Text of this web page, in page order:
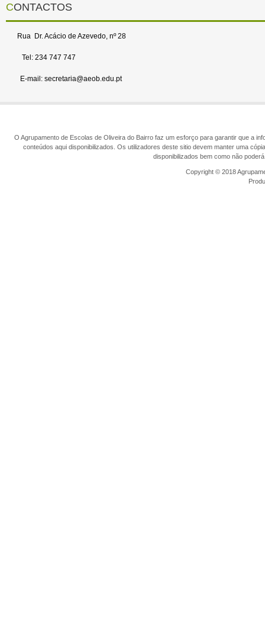
CONTACTOS
Rua Dr. Acácio de Azevedo, nº 28
Tel: 234 747 747
E-mail: secretaria@aeob.edu.pt
O Agrupamento de Escolas de Oliveira do Bairro faz um esforço para garantir que a
conteúdos aqui disponibilizados. Os utilizadores deste sitio devem manter uma
disponibilizados bem como não
Copyright © 2018